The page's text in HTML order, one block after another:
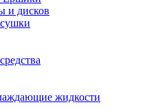
и дисков
жидкости